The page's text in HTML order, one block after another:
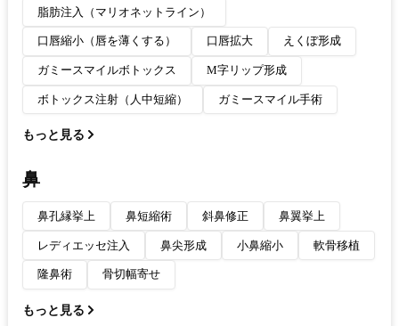
脂肪注入（マリオネットライン）
口唇縮小（唇を薄くする） 口唇拡大 えくぼ形成
ガミースマイルボトックス M字リップ形成
ボトックス注射（人中短縮） ガミースマイル手術
もっと見る
鼻
鼻孔縁挙上 鼻短縮術 斜鼻修正 鼻翼挙上
レディエッセ注入 鼻尖形成 小鼻縮小 軟骨移植
隆鼻術 骨切幅寄せ
もっと見る